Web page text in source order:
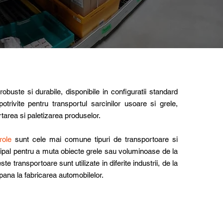
si durabile, disponibile in configuratii standard
pentru transportul sarcinilor usoare si grele,
si paletizarea produselor.
sunt cele mai comune tipuri de transportoare si
pentru a muta obiecte grele sau voluminoase de la
transportoare sunt utilizate in diferite industrii, de la
la fabricarea automobilelor.